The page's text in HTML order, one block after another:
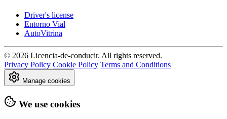
Driver's license
Entorno Vial
AutoVitrina
© 2026 Licencia-de-conducir. All rights reserved.
Privacy Policy Cookie Policy Terms and Conditions
Manage cookies
We use cookies